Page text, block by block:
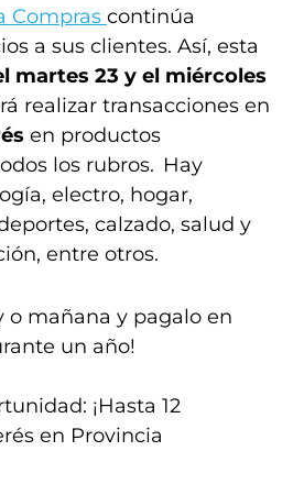
Compras continúa
a sus clientes. Así, esta
martes 23 y el miércoles
realizar transacciones en
en productos
los rubros. Hay
electro, hogar,
calzado, salud y
entre otros.
o mañana y pagalo en
un año!
¡Hasta 12
en Provincia